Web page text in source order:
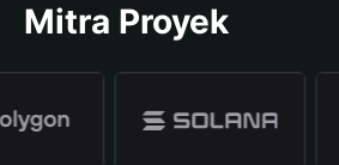
Mitra Proyek